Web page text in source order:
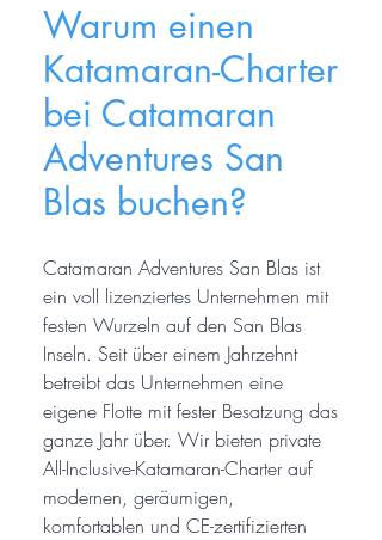
Warum einen
Katamaran-Charter
bei Catamaran
Adventures San
Blas buchen?
Catamaran Adventures San Blas ist
ein voll lizenziertes Unternehmen mit
festen Wurzeln auf den San Blas
Inseln. Seit über einem Jahrzehnt
betreibt das Unternehmen eine
eigene Flotte mit fester Besatzung das
ganze Jahr über. Wir bieten private
All-Inclusive-Katamaran-Charter auf
modernen, geräumigen,
komfortablen und CE-zertifizierten